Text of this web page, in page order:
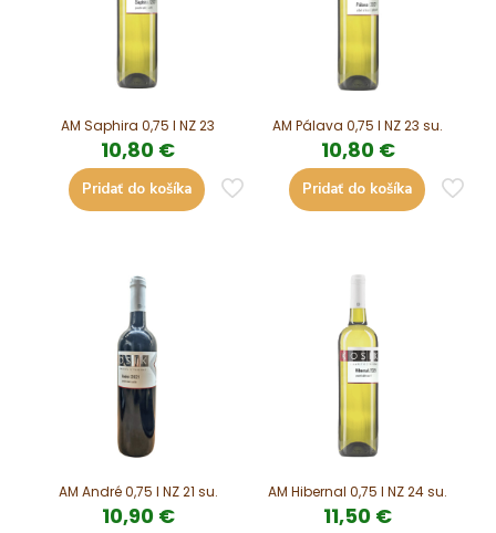
AM Saphira 0,75 l NZ 23
10,80 €
Pridať do košíka
AM Pálava 0,75 l NZ 23 su.
10,80 €
Pridať do košíka
AM André 0,75 l NZ 21 su.
10,90 €
AM Hibernal 0,75 l NZ 24 su.
11,50 €